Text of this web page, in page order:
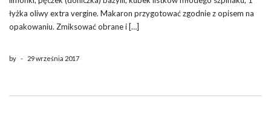
łyżka oliwy extra vergine. Makaron przygotować zgodnie z opisem na
opakowaniu. Zmiksować obrane i […]
by - 29 września 2017